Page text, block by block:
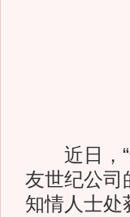
近日，“
友世纪公司
知情人士处